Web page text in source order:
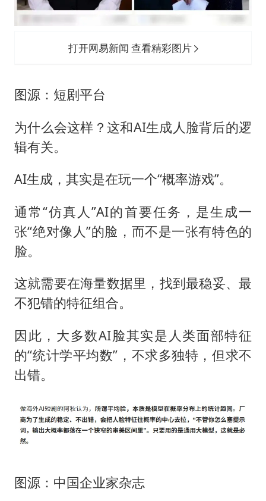
打开网易新闻 查看精彩图片
图源：短剧平台
为什么会这样？这和AI生成人脸背后的逻
辑有关。
AI生成，其实是在玩一个“概率游戏”。
通常“仿真人”AI的首要任务，是生成一
张“绝对像人”的脸，而不是一张有特色的
脸。
这就需要在海量数据里，找到最稳妥、最
不犯错的特征组合。
因此，大多数AI脸其实是人类面部特征
的“统计学平均数”，不求多独特，但求不
出错。
图源：中国企业家杂志